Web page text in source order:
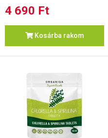
4 690 Ft
Kosárba rakom